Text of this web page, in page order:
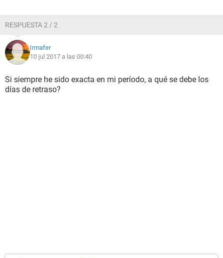
RESPUESTA 2 / 2
Irmafer
10 jul 2017 a las 00:40
Si siempre he sido exacta en mi período, a qué se debe los
días de retraso?